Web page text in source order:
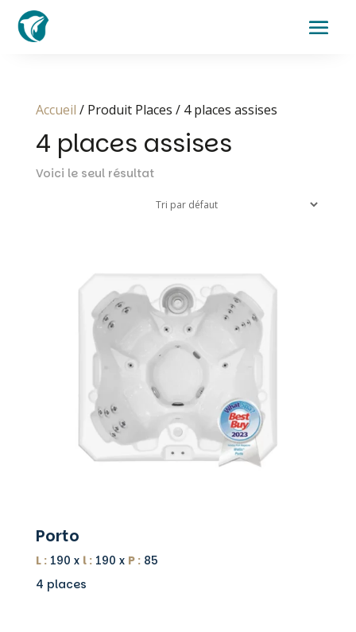
Accueil / Produit Places / 4 places assises
4 places assises
Voici le seul résultat
Porto
L :190 x l :190 x P :85
4 places